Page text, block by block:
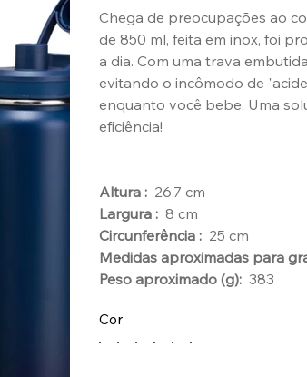
Chega de preocupações ao
de 850 ml, feita em inox, foi
a dia. Com uma trava
evitando o incômodo de
enquanto você bebe. Uma
eficiência!
Altura :26,7 cm
Largura :8 cm
Circunferência :25 cm
Medidas aproximadas para
Peso aproximado (g): 383
Cor